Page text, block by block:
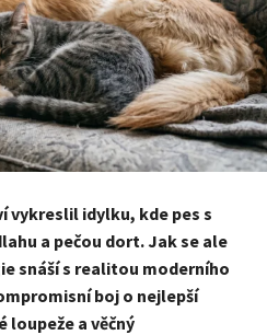
vykreslil idylku, kde pes s
a pečou dort. Jak se ale
snáší s realitou moderního
boj o nejlepší
loupeže a věčný